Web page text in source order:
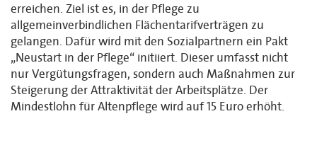
erreichen. Ziel ist es, in der Pflege zu
allgemeinverbindlichen Flächentarifverträgen zu
gelangen. Dafür wird mit den Sozialpartnern ein Pakt
„Neustart in der Pflege“ initiiert. Dieser umfasst nicht
nur Vergütungsfragen, sondern auch Maßnahmen zur
Steigerung der Attraktivität der Arbeitsplätze. Der
Mindestlohn für Altenpflege wird auf 15 Euro erhöht.